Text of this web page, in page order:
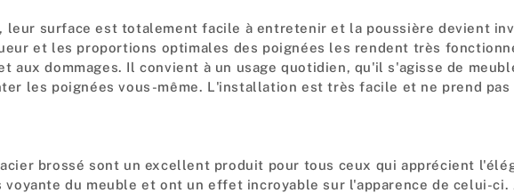
leur surface est totalement facile à entretenir et la poussière devient
et les proportions optimales des poignées les rendent très
aux dommages. Il convient à un usage quotidien, qu'il s'agisse de
les poignées vous-même. L'installation est très facile et ne prend pas
brossé sont un excellent produit pour tous ceux qui apprécient
du meuble et ont un effet incroyable sur l'apparence de celui-